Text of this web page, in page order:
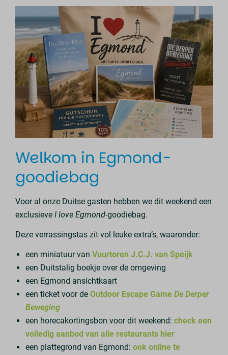
Welkom in Egmond-
goodiebag
Voor al onze Duitse gasten hebben we dit weekend een
exclusieveI love Egmond-goodiebag.
Deze verrassingstas zit vol leuke extra’s, waaronder:
een miniatuur vanVuurtoren J.C.J. van Speijk
een Duitstalig boekje over de omgeving
een Egmond ansichtkaart
een ticket voor deOutdoor Escape GameDe Derper
Beweging
een horecakortingsbon voor dit weekend:check een
volledig aanbod van alle restaurants hier
een plattegrond van Egmond:ook online te